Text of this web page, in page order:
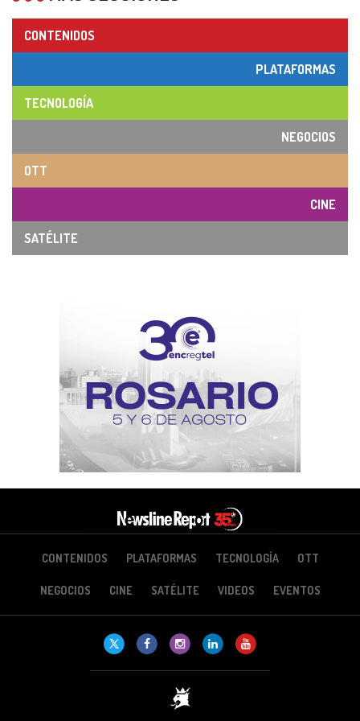
CONTENIDOS
PLATAFORMAS
TECNOLOGÍA
NEGOCIOS
OTT
CINE
SATÉLITE
CONTENIDOS PLATAFORMAS TECNOLOGÍA OTT
NEGOCIOS CINE SATÉLITE VIDEOS EVENTOS